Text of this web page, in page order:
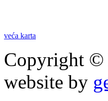
veća karta
Copyright
website by